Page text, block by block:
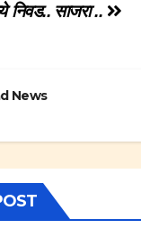
साजरा ..
निवड..
News